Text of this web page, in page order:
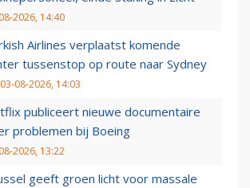
2026, 14:40
Airlines verplaatst komende
tussenstop op route naar Sydney
03-08-2026, 14:03
publiceert nieuwe documentaire
problemen bij Boeing
2026, 13:22
geeft groen licht voor massale